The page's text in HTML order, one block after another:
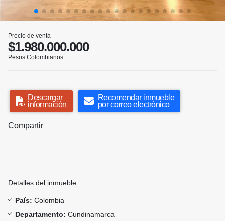
Precio de venta
$1.980.000.000
Pesos Colombianos
Descargar
información
Recomendar inmueble
por correo electrónico
Compartir
Detalles del inmueble :
País: Colombia
Departamento: Cundinamarca